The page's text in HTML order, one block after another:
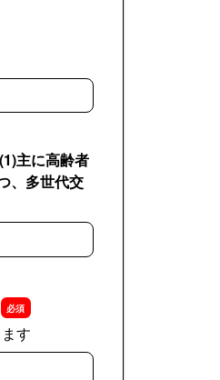
主に高齢者
、多世代交
す